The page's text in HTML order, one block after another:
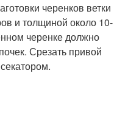
черенков ветки
и толщиной около 10-
черенке должно
Срезать привой